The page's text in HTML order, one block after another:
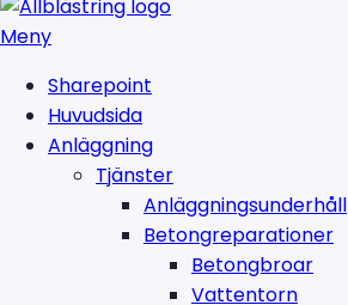
Meny
Sharepoint
Huvudsida
Anläggning
Tjänster
Anläggningsunderhåll
Betongreparationer
Betongbroar
Vattentorn